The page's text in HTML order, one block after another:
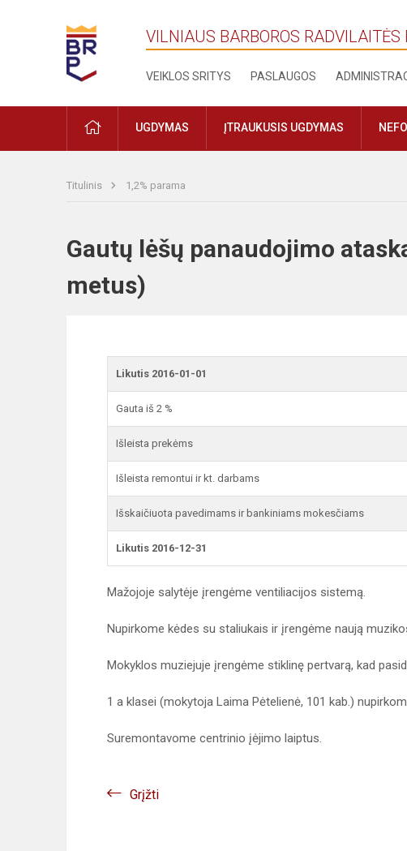
VILNIAUS BARBOROS
VEIKLOS SRITYS PASLAUGOS
PRADŽIAUGDYMAS ĮTRAUKUSIS UGDYMAS
Titulinis 1,2% parama
Gautų lėšų panaudojimo
metus)
Likutis 2016-01-01
Gauta iš 2 %
Išleista prekėms
Išleista remontui ir kt. darbams
Išskaičiuota pavedimams ir bankiniams mokesčiams
Likutis 2016-12-31
Mažojoje salytėje įrengėme ventiliacijos sistemą.
Nupirkome kėdes su staliukais ir įrengėme naują
Mokyklos muziejuje įrengėme stiklinę pertvarą, kad
1 a klasei (mokytoja Laima Pėtelienė, 101 kab.)
Suremontavome centrinio įėjimo laiptus.
Grįžti